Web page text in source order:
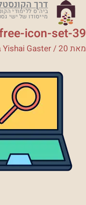
דילוג
לתוכן
דרך
ביה"ס ללימודי
מייסודו של ישי
icon-set-39
מאת Yishai Gaster/ 20 באוגוסט 2020